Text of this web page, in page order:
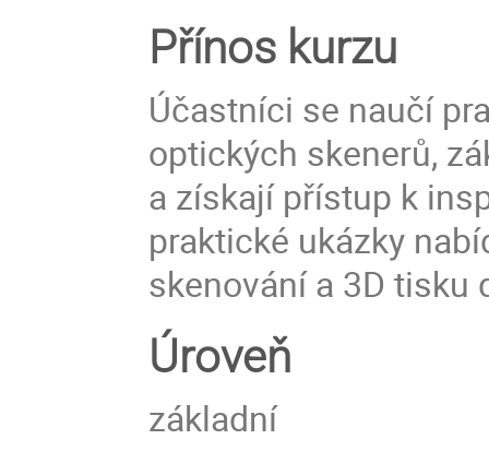
Přínos kurzu
Účastníci se naučí
optických skenerů,
a získají přístup k
praktické ukázky
skenování a 3D tisku
Úroveň
základní